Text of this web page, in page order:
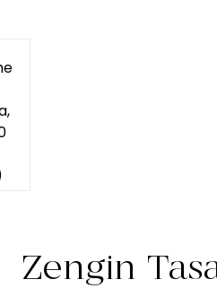
Zengin